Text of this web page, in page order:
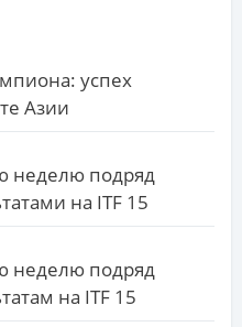
успех
Азии
неделю подряд
на ITF 15
неделю подряд
на ITF 15